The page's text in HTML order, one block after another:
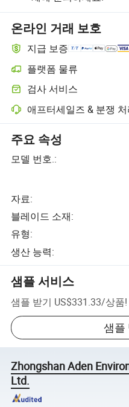
온라인 거래 보호
지급 보증
플랫폼 물류
검사 서비스
애프터세일즈 & 분쟁 처
주요 속성
모델 번호.:
자료:
블레이드 소재:
유형:
생산 능력:
샘플 서비스
샘플 받기 US$331.33/상품!
샘플
Zhongshan Aden
Ltd.